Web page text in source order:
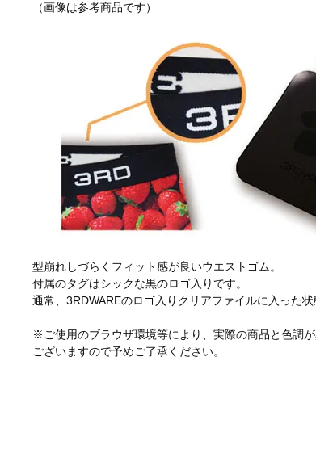
（画像は参考商品です）
型崩れしづらくフィット感が良いウエストゴム。
付属のタグはシックな黒のロゴ入りです。
通常、3RDWAREのロゴ入りクリアファイルに入った状
※ご使用のブラウザ環境等により、実際の商品と色調
ございますので予めご了承ください。